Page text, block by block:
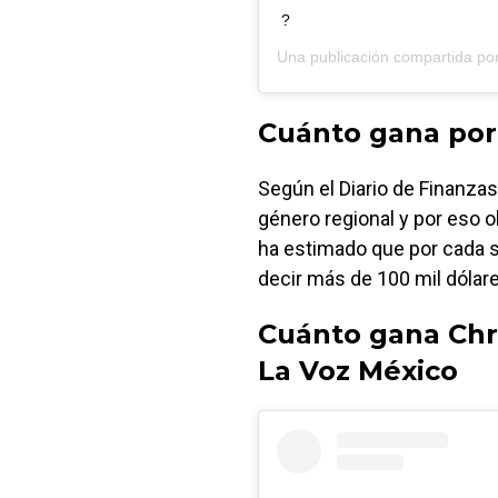
?
Una publicación compartida
Cuánto gana
Según el Diario de
género regional y por eso
ha estimado que por cada
decir más de 100 mil
Cuánto gana
La Voz México